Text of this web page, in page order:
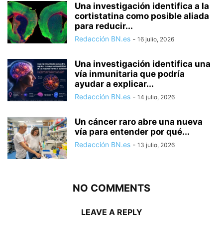
Una investigación identifica a la
cortistatina como posible aliada
para reducir...
Redacción BN.es - 16 julio, 2026
Una investigación identifica una
vía inmunitaria que podría
ayudar a explicar...
Redacción BN.es - 14 julio, 2026
Un cáncer raro abre una nueva
vía para entender por qué...
Redacción BN.es - 13 julio, 2026
NO COMMENTS
LEAVE A REPLY